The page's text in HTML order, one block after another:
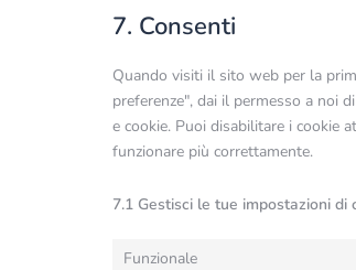
7. Consenti
Quando visiti il sito web per la
preferenze", dai il permesso a noi
e cookie. Puoi disabilitare i cookie
funzionare più correttamente.
7.1 Gestisci le tue impostazioni di
Funzionale